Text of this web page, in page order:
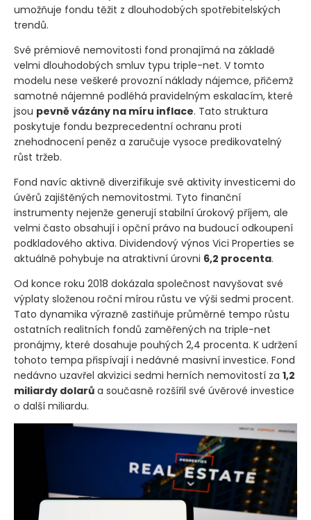
umožňuje fondu těžit z dlouhodobých spotřebitelských
trendů.
Své prémiové nemovitosti fond pronajímá na základě
velmi dlouhodobých smluv typu triple-net. V tomto
modelu nese veškeré provozní náklady nájemce, přičemž
samotné nájemné podléhá pravidelným eskalacím, které
jsou pevně vázány na míru inflace. Tato struktura
poskytuje fondu bezprecedentní ochranu proti
znehodnocení peněz a zaručuje vysoce predikovatelný
růst tržeb.
Fond navíc aktivně diverzifikuje své aktivity investicemi do
úvěrů zajištěných nemovitostmi. Tyto finanční
instrumenty nejenže generují stabilní úrokový příjem, ale
velmi často obsahují i opční právo na budoucí odkoupení
podkladového aktiva. Dividendový výnos Vici Properties se
aktuálně pohybuje na atraktivní úrovni 6,2 procenta.
Od konce roku 2018 dokázala společnost navyšovat své
výplaty složenou roční mírou růstu ve výši sedmi procent.
Tato dynamika výrazně zastiňuje průměrné tempo růstu
ostatních realitních fondů zaměřených na triple-net
pronájmy, které dosahuje pouhých 2,4 procenta. K udržení
tohoto tempa přispívají i nedávné masivní investice. Fond
nedávno uzavřel akvizici sedmi herních nemovitostí za 1,2
miliardy dolarů a současně rozšířil své úvěrové investice
o další miliardu.